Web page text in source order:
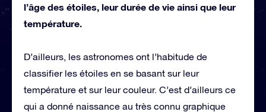
l’âge des étoiles, leur durée de vie ainsi que leur
température.
D’ailleurs, les astronomes ont l’habitude de
classifier les étoiles en se basant sur leur
température et sur leur couleur. C’est d’ailleurs ce
qui a donné naissance au très connu graphique